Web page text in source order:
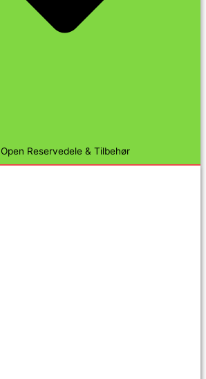
Open Reservedele & Tilbehør